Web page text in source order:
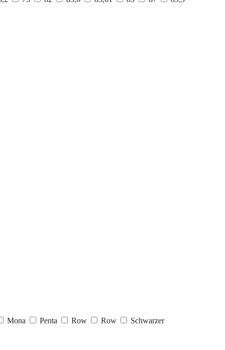
Mona Penta Row Row
Schwarzer